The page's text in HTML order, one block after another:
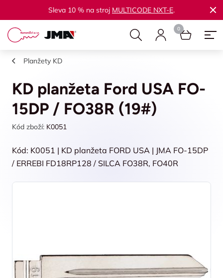
Sleva 10 % na stroj MULTICODE NXT-E.
Planžety KD
KD planžeta Ford USA FO-
15DP / FO38R (19#)
Kód zboží: K0051
Kód: K0051 | KD planžeta FORD USA | JMA FO-15DP
/ ERREBI FD18RP128 / SILCA FO38R, FO40R